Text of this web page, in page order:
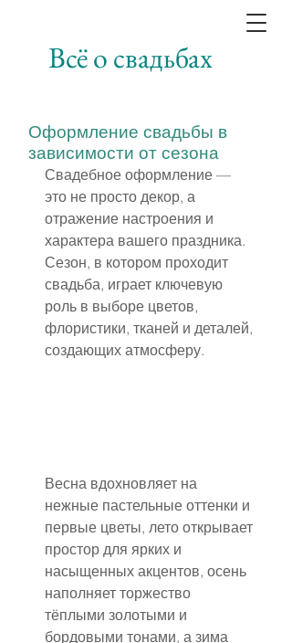
Всё о свадьбах
Оформление свадьбы в
зависимости от сезона
Свадебное оформление —
это не просто декор, а
отражение настроения и
характера вашего праздника.
Сезон, в котором проходит
свадьба, играет ключевую
роль в выборе цветов,
флористики, тканей и деталей,
создающих атмосферу.
Весна вдохновляет на
нежные пастельные оттенки и
первые цветы, лето открывает
простор для ярких и
насыщенных акцентов, осень
наполняет торжество
тёплыми золотыми и
бордовыми тонами, а зима